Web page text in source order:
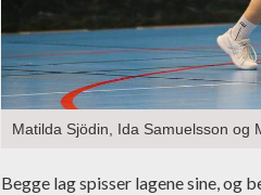
Matilda Sjödin, Ida Samuelsson og
Begge lag spisser lagene sine, og